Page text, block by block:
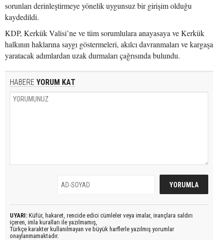
sorunları derinleştirmeye yönelik uygunsuz bir girişim olduğu
kaydedildi.
KDP, Kerkük Valisi’ne ve tüm sorumlulara anayasaya ve Kerkük
halkının haklarına saygı göstermeleri, akılcı davranmaları ve kargaşa
yaratacak adımlardan uzak durmaları çağrısında bulundu.
HABERE YORUM KAT
UYARI: Küfür, hakaret, rencide edici cümleler veya imalar, inançlara saldırı
içeren, imla kuralları ile yazılmamış,
Türkçe karakter kullanılmayan ve büyük harflerle yazılmış yorumlar
onaylanmamaktadır.